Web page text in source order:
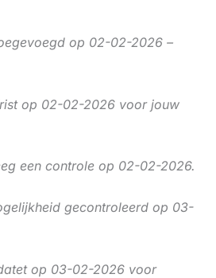
op 02-02-2026 –
op 02-02-2026 voor jouw
een controle op 02-02-2026.
gecontroleerd op 03-
op 03-02-2026 voor